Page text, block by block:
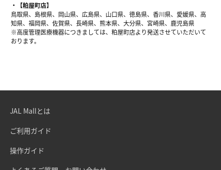
【粕屋町店】
鳥取県、島根県、岡山県、広島県、山口県、徳島県、香川県、愛媛県、高
知県、福岡県、佐賀県、長崎県、熊本県、大分県、宮崎県、鹿児島県
※高度管理医療機器につきましては、粕屋町店より発送させていただいて
おります。
JAL Mallとは
ご利用ガイド
操作ガイド